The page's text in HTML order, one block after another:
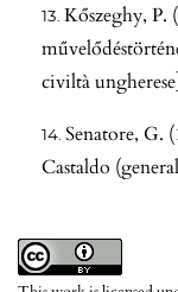
Kőszeghy, P.
civiltà
Senatore, G.
Castaldo